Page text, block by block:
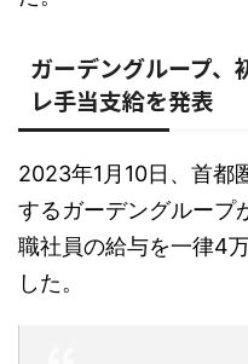
ガーデングループ、
レ手当支給を発表
2023年1月10日、首都
するガーデングループ
職社員の給与を一律4
した。